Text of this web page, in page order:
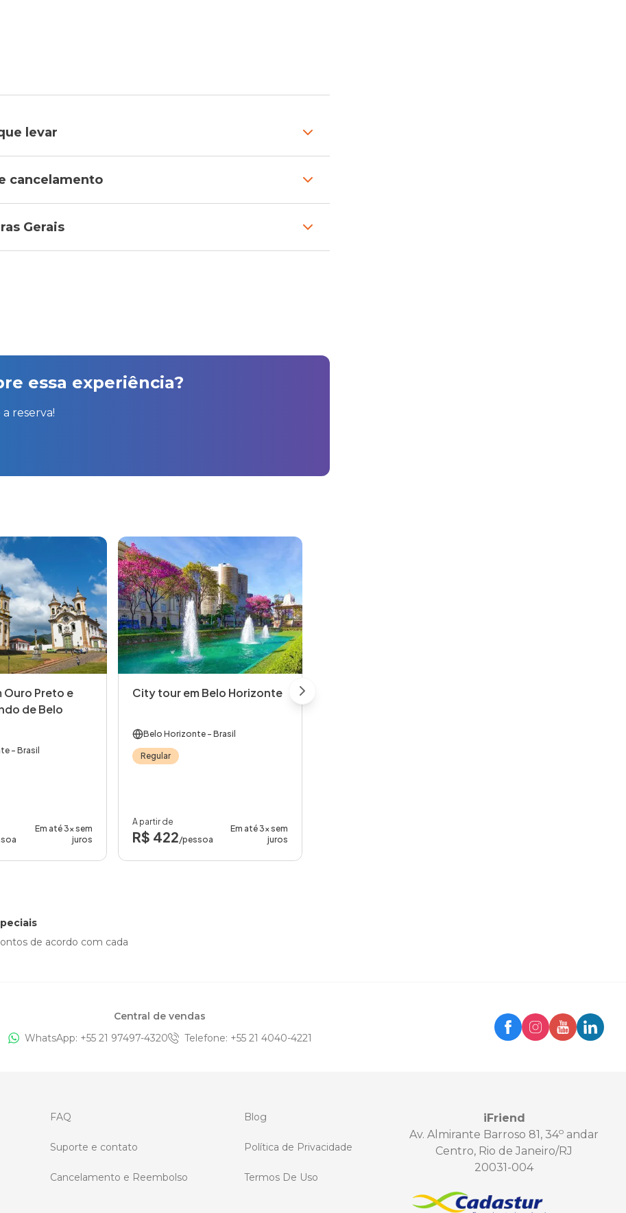
levar
cancelamento
Gerais
essa experiência?
reserva!
Ouro Preto e
de Belo
- Brasil
Em até 3x sem
juros
City tour em Belo Horizonte
Belo Horizonte- Brasil
Regular
A partir de
R$ 422/pessoa
Em até 3x sem
juros
Next slide
de acordo com cada
Central de vendas
WhatsApp: +55 21 97497-4320 Telefone: +55 21 4040-4221
FAQ
Suporte e contato
Cancelamento e Reembolso
Blog
Política de Privacidade
Termos De Uso
iFriend
Av. Almirante Barroso 81, 34o andar
Centro, Rio de Janeiro/RJ
20031-004